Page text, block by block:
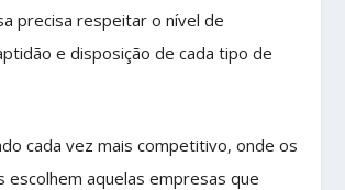
precisa respeitar o nível de
e disposição de cada tipo de
cada vez mais competitivo, onde os
escolhem aquelas empresas que